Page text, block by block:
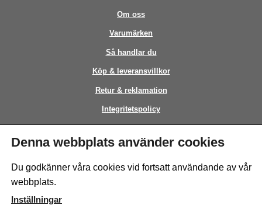
Om oss
Varumärken
Så handlar du
Köp & leveransvillkor
Retur & reklamation
Integritetspolicy
Kontakt
This site is protected by reCAPTCHA and the GooglePrivacy Policyand
Denna webbplats använder cookies
Du godkänner våra cookies vid fortsatt användande av vår
webbplats.
Inställningar